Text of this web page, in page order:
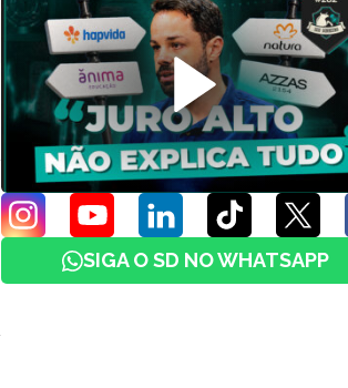
SIGA O SD NO WHATSAPP